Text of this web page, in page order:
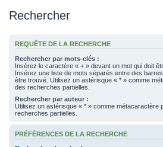
Rechercher
REQUÊTE DE LA RECHERCHE
Rechercher par mots-clés :
Insérez le caractère « + » devant un mot qui doit
Insérez une liste de mots séparés entre des
être trouvé. Utilisez un astérisque « * » comme
des recherches partielles.
Rechercher par auteur :
Utilisez un astérisque « * » comme
recherches partielles.
PRÉFÉRENCES DE LA RECHERCHE